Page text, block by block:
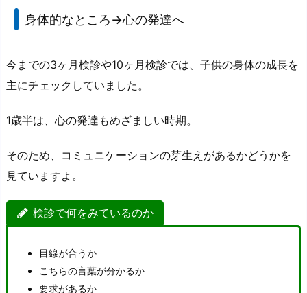
身体的なところ→心の発達へ
今までの3ヶ月検診や10ヶ月検診では、子供の身体の成長を
主にチェックしていました。
1歳半は、心の発達もめざましい時期。
そのため、コミュニケーションの芽生えがあるかどうかを
見ていますよ。
検診で何をみているのか
目線が合うか
こちらの言葉が分かるか
要求があるか